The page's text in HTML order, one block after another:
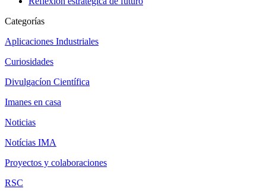
Categorías
Aplicaciones Industriales
Curiosidades
Divulgacíon Científica
Imanes en casa
Noticias
Notícias IMA
Proyectos y colaboraciones
RSC